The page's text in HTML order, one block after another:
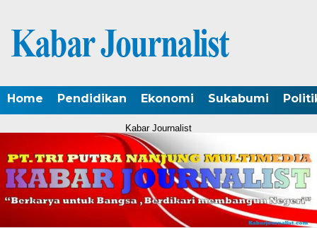
Home Pendidikan Ekonomi Sukabumi
Kabar Journalist